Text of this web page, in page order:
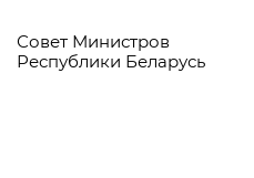
Совет Министров
Республики Беларусь